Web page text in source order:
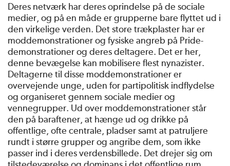
Deres netværk har deres oprindelse på de sociale
medier, og på en måde er grupperne bare flyttet ud i
den virkelige verden. Det store trækplaster har er
moddemonstrationer og fysiske angreb på Pride-
demonstrationer og deres deltagere. Det er her,
denne bevægelse kan mobilisere flest nynazister.
Deltagerne til disse moddemonstrationer er
overvejende unge, uden for partipolitisk indflydelse
og organiseret gennem sociale medier og
vennegrupper. Ud over moddemonstrationer står
den på baraftener, at hænge ud og drikke på
offentlige, ofte centrale, pladser samt at patruljere
rundt i større grupper og angribe dem, som ikke
passer ind i deres verdensbillede. Det drejer sig om